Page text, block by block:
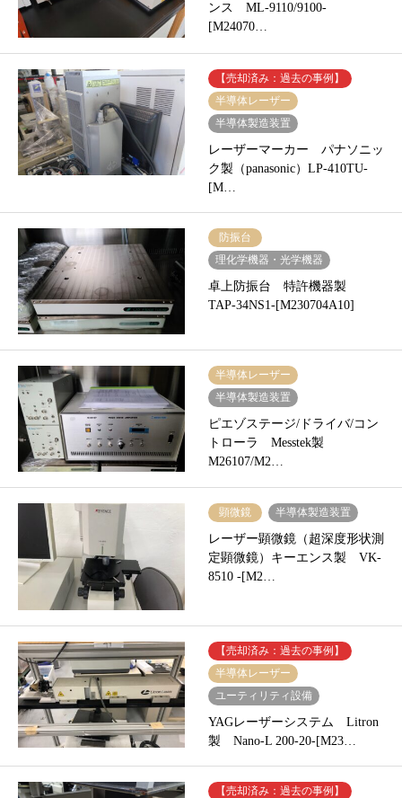
ンス ML-9110/9100-
[M24070…
【売却済み：過去の事例】
半導体レーザー
半導体製造装置
レーザーマーカー パナソニッ
ク製（panasonic）LP-410TU-
[M…
防振台
理化学機器・光学機器
卓上防振台 特許機器製
TAP-34NS1-[M230704A10]
半導体レーザー
半導体製造装置
ピエゾステージ/ドライバ/コン
トローラ Messtek製
M26107/M2…
顕微鏡 半導体製造装置
レーザー顕微鏡（超深度形状測
定顕微鏡）キーエンス製 VK-
8510 -[M2…
【売却済み：過去の事例】
半導体レーザー
ユーティリティ設備
YAGレーザーシステム Litron
製 Nano-L 200-20-[M23…
【売却済み：過去の事例】